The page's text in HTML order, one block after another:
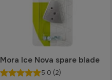
Mora Ice Nova spare blade
5.0 (2)